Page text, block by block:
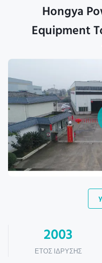
Hongya
Equipment
2003
ΈΤΟΣ ΊΔΡΥΣΗΣ